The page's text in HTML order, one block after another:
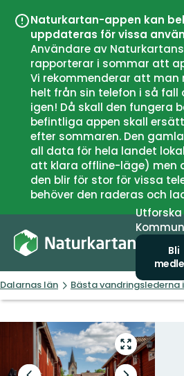
Naturkartan-appen kan
uppdateras för vissa
Användare av
rapporterar i sommar att
Vi rekommenderar att man
helt från sin telefon i så fall
igen! Då skall den fungera
befintliga appen skall
efter sommaren. Den
all data för hela landet
att klara offline-läge) men
den blir för stor för vissa
behöver den raderas och
Utforska
Bli
Dalarnas län Bästa vandringslederna
Gå
till